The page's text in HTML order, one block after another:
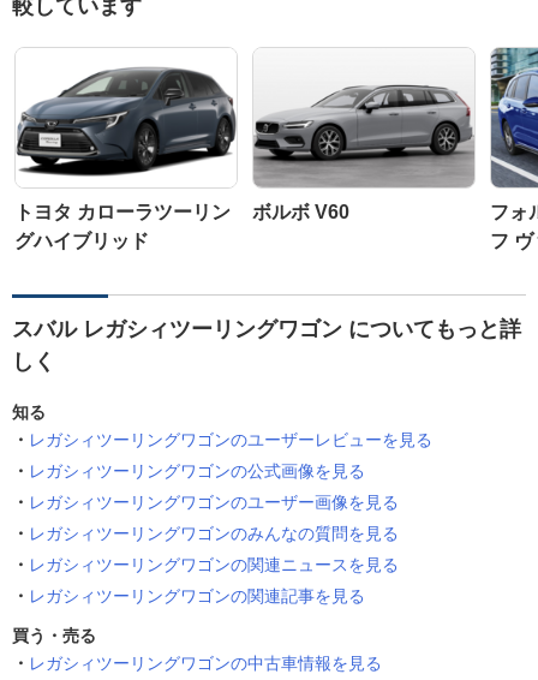
較しています
トヨタ カローラツーリン
グハイブリッド
ボルボ V60
フォ
フ
スバル レガシィツーリングワゴン についてもっと詳
しく
知る
レガシィツーリングワゴンのユーザーレビューを見る
レガシィツーリングワゴンの公式画像を見る
レガシィツーリングワゴンのユーザー画像を見る
レガシィツーリングワゴンのみんなの質問を見る
レガシィツーリングワゴンの関連ニュースを見る
レガシィツーリングワゴンの関連記事を見る
買う・売る
レガシィツーリングワゴンの中古車情報を見る